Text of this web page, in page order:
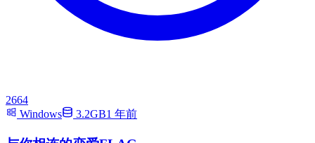
2664
Windows
3.2GB1 年前